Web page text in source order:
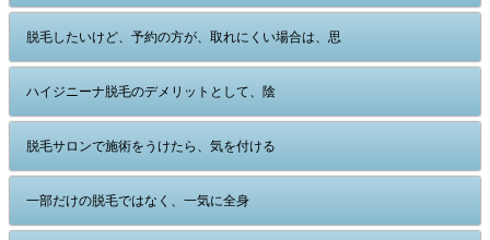
脱毛したいけど、予約の方が、取れにくい場合は、思
ハイジニーナ脱毛のデメリットとして、陰
脱毛サロンで施術をうけたら、気を付ける
一部だけの脱毛ではなく、一気に全身